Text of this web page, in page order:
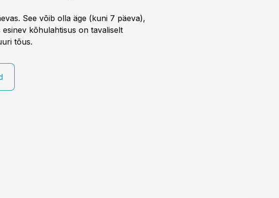
See võib olla äge (kuni 7 päeva),
kõhulahtisus on tavaliselt
tõus.